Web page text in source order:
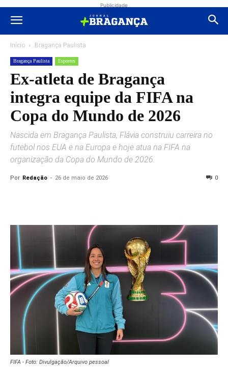
Publicidade
Início Bragança Paulista
Bragança Paulista Esportes
Ex-atleta de Bragança
integra equipe da FIFA na
Copa do Mundo de 2026
Nascida em Bragança Paulista, Flávia construiu carreira no
futebol nos EUA e na Europa e hoje atua na FIFA na
organização da Copa do Mundo de 2026.
Por Redação - 26 de maio de 2026 0
FIFA - Foto: Divulgação/Arquivo pessoal